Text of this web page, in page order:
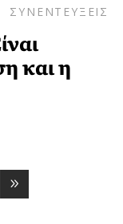
ΣΥΝΕΝΤΕΥΞΕΙΣ
και η